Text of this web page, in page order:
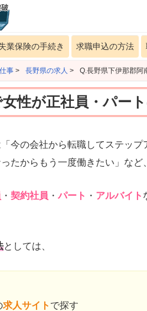
業保険の手続き 求職申込の方法
事 > 長野県の求人 > Q.長野県下伊那郡阿
性が正社員・パー
今の会社から転職してステッ
たからもう一度働きたい」など
・ 契約社員 ・ パート ・ アルバイト
としては、
求人サイト で探す